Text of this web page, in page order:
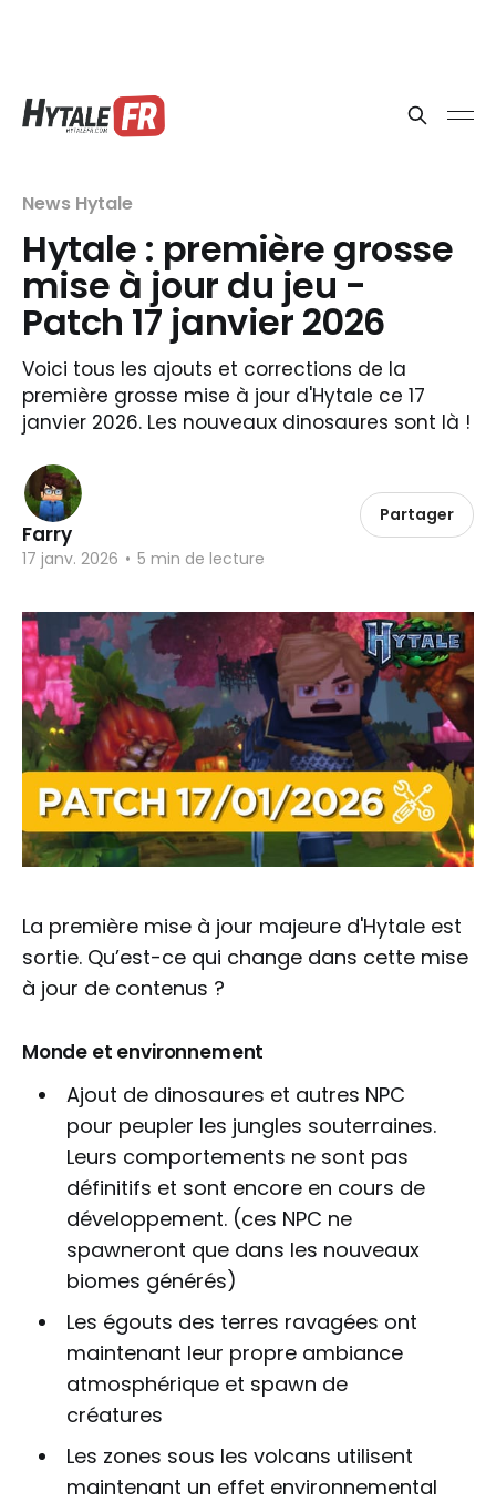
News Hytale
Hytale : première grosse
mise à jour du jeu -
Patch 17 janvier 2026
Voici tous les ajouts et corrections de la
première grosse mise à jour d'Hytale ce 17
janvier 2026. Les nouveaux dinosaures sont là !
Farry
17 janv. 2026 • 5 min de lecture
Partager
La première mise à jour majeure d'Hytale est
sortie. Qu’est-ce qui change dans cette mise
à jour de contenus ?
Monde et environnement
Ajout de dinosaures et autres NPC
pour peupler les jungles souterraines.
Leurs comportements ne sont pas
définitifs et sont encore en cours de
développement. (ces NPC ne
spawneront que dans les nouveaux
biomes générés)
Les égouts des terres ravagées ont
maintenant leur propre ambiance
atmosphérique et spawn de
créatures
Les zones sous les volcans utilisent
maintenant un effet environnemental